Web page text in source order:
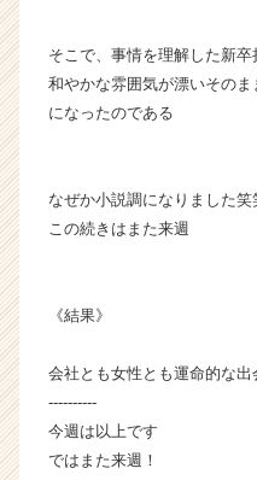
そこで、事情を理解した新
和やかな雰囲気が漂いその
になったのである
なぜか小説調になりました笑
この続きはまた来週
《結果》
会社とも女性とも運命的な出
----------
今週は以上です
ではまた来週！